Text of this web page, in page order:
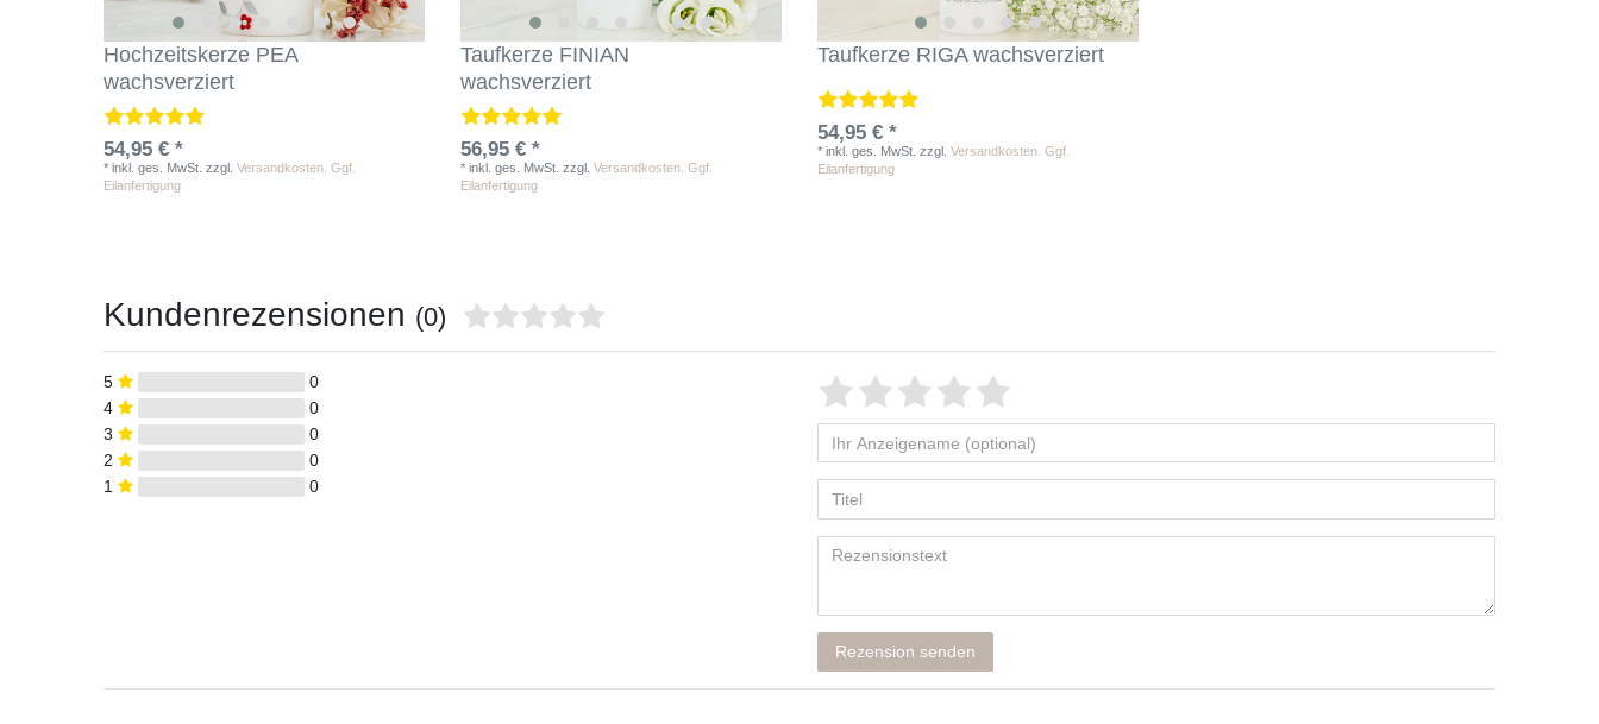
Hochzeitskerze PEA
wachsverziert
54,95 € *
* inkl. ges. MwSt. zzgl. Versandkosten. Ggf.
Eilanfertigung
Taufkerze FINIAN
wachsverziert
56,95 € *
* inkl. ges. MwSt. zzgl. Versandkosten. Ggf.
Eilanfertigung
Taufkerze RIGA wachsverziert
54,95 € *
* inkl. ges. MwSt. zzgl. Versandkosten. Ggf.
Eilanfertigung
Kundenrezensionen (0)
5
0
4
0
3
0
2
0
1
0
Rezension senden